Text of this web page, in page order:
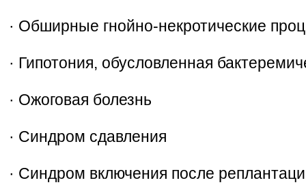
· Обширные гнойно-некротические
· Гипотония, обусловленная
· Ожоговая болезнь
· Синдром сдавления
· Синдром включения после